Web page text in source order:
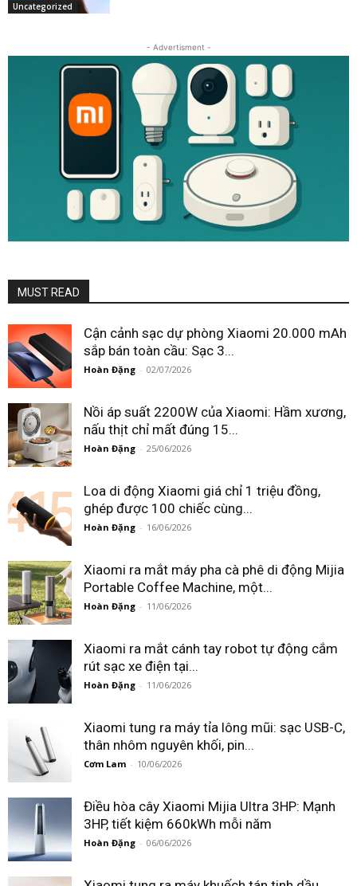
Uncategorized
- Advertisment -
MUST READ
Cận cảnh sạc dự phòng Xiaomi 20.000 mAh
sắp bán toàn cầu: Sạc 3...
Hoàn Đặng - 02/07/2026
Nồi áp suất 2200W của Xiaomi: Hầm xương,
nấu thịt chỉ mất đúng 15...
Hoàn Đặng - 25/06/2026
Loa di động Xiaomi giá chỉ 1 triệu đồng,
ghép được 100 chiếc cùng...
Hoàn Đặng - 16/06/2026
Xiaomi ra mắt máy pha cà phê di động Mijia
Portable Coffee Machine, một...
Hoàn Đặng - 11/06/2026
Xiaomi ra mắt cánh tay robot tự động cắm
rút sạc xe điện tại...
Hoàn Đặng - 11/06/2026
Xiaomi tung ra máy tỉa lông mũi: sạc USB-C,
thân nhôm nguyên khối, pin...
Cơm Lam - 10/06/2026
Điều hòa cây Xiaomi Mijia Ultra 3HP: Mạnh
3HP, tiết kiệm 660kWh mỗi năm
Hoàn Đặng - 06/06/2026